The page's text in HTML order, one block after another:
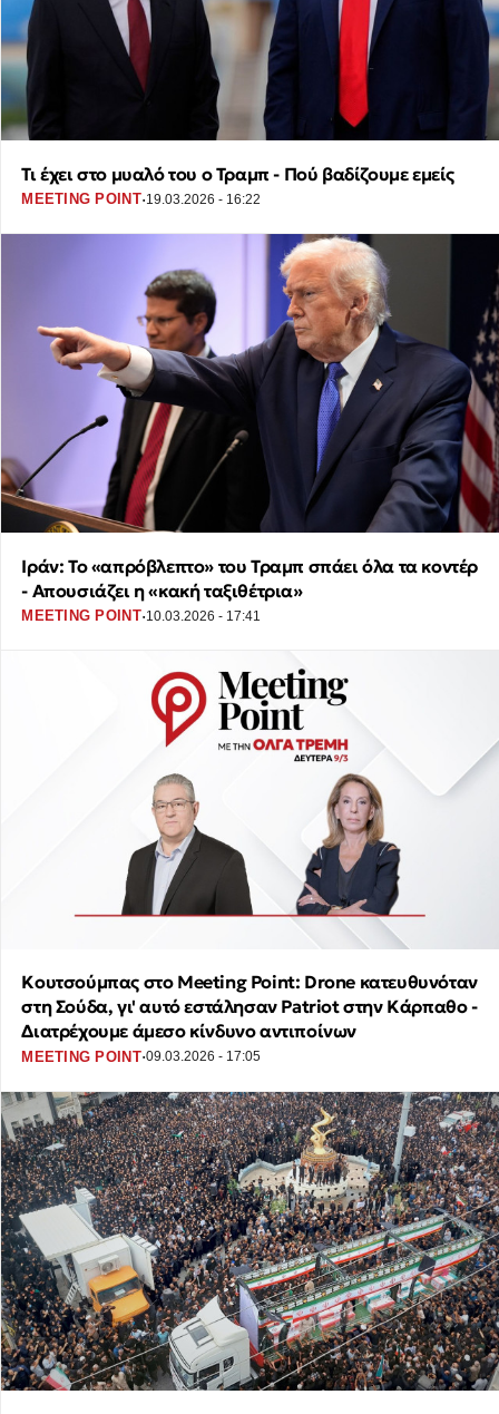
Τι έχει στο μυαλό του ο Τραμπ - Πού βαδίζουμε εμείς
MEETING POINT·19.03.2026 - 16:22
Ιράν: Το «απρόβλεπτο» του Τραμπ σπάει όλα τα κοντέρ
- Απουσιάζει η «κακή ταξιθέτρια»
MEETING POINT·10.03.2026 - 17:41
Κουτσούμπας στο Meeting Point: Drone κατευθυνόταν
στη Σούδα, γι' αυτό εστάλησαν Patriot στην Κάρπαθο -
Διατρέχουμε άμεσο κίνδυνο αντιποίνων
MEETING POINT·09.03.2026 - 17:05